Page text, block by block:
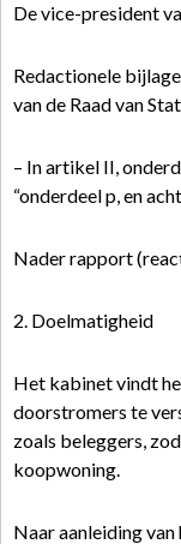
De vice-president
Redactionele
van de Raad van
– In artikel II,
“onderdeel p, en
Nader rapport
2. Doelmatigheid
Het kabinet vindt
doorstromers te
zoals beleggers,
koopwoning.
Naar aanleiding